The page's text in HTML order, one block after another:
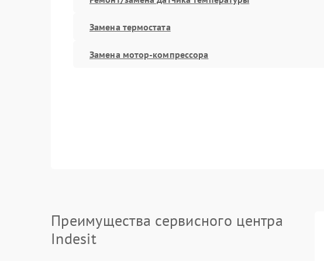
Замена термостата
Замена мотор-компрессора
Преимущества сервисного центра
Indesit